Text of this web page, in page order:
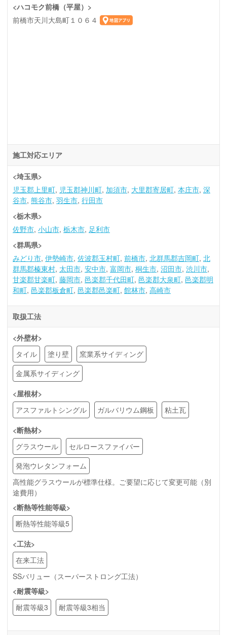
<ハコモク前橋（平屋）>
前橋市天川大島町１０６４
施工対応エリア
<埼玉県>
児玉郡上里町 児玉郡神川町 加須市 大里郡寄居町 本庄市 深
谷市 熊谷市 羽生市 行田市
<栃木県>
佐野市 小山市 栃木市 足利市
<群馬県>
みどり市 伊勢崎市 佐波郡玉村町 前橋市 北群馬郡吉岡町 北
群馬郡榛東村 太田市 安中市 富岡市 桐生市 沼田市 渋川市
甘楽郡甘楽町 藤岡市 邑楽郡千代田町 邑楽郡大泉町 邑楽郡明
和町 邑楽郡板倉町 邑楽郡邑楽町 館林市 高崎市
取扱工法
<外壁材>
タイル
塗り壁
窯業系サイディング
金属系サイディング
<屋根材>
アスファルトシングル
ガルバリウム鋼板
粘土瓦
<断熱材>
グラスウール
セルロースファイバー
発泡ウレタンフォーム
高性能グラスウールが標準仕様。ご要望に応じて変更可能（別
途費用）
<断熱等性能等級>
断熱等性能等級5
<工法>
在来工法
SSバリュー（スーパーストロング工法）
<耐震等級>
耐震等級3
耐震等級3相当